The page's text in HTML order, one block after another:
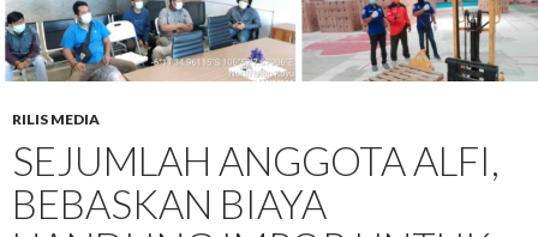
RILIS MEDIA
SEJUMLAH ANGGOTA ALFI,
BEBASKAN BIAYA